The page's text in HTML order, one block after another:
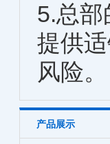
5.总
提供
风险。
产品展示